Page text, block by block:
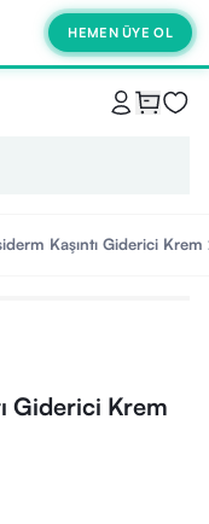
HEMEN ÜYE OL
Kaşıntı Giderici
Giderici Krem